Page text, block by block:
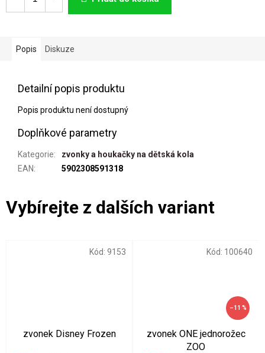
Popis Diskuze
Detailní popis produktu
Popis produktu není dostupný
Doplňkové parametry
Kategorie:
zvonky a houkačky na dětská kola
EAN: 5902308591318
zvonek Disney Frozen
Kód: 9153
–11 %
zvonek ONE jednorožec
ZOO
Kód: 100640